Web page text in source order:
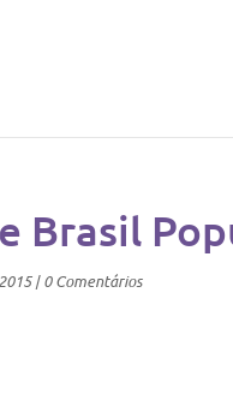
Brasil
|0 Comentários